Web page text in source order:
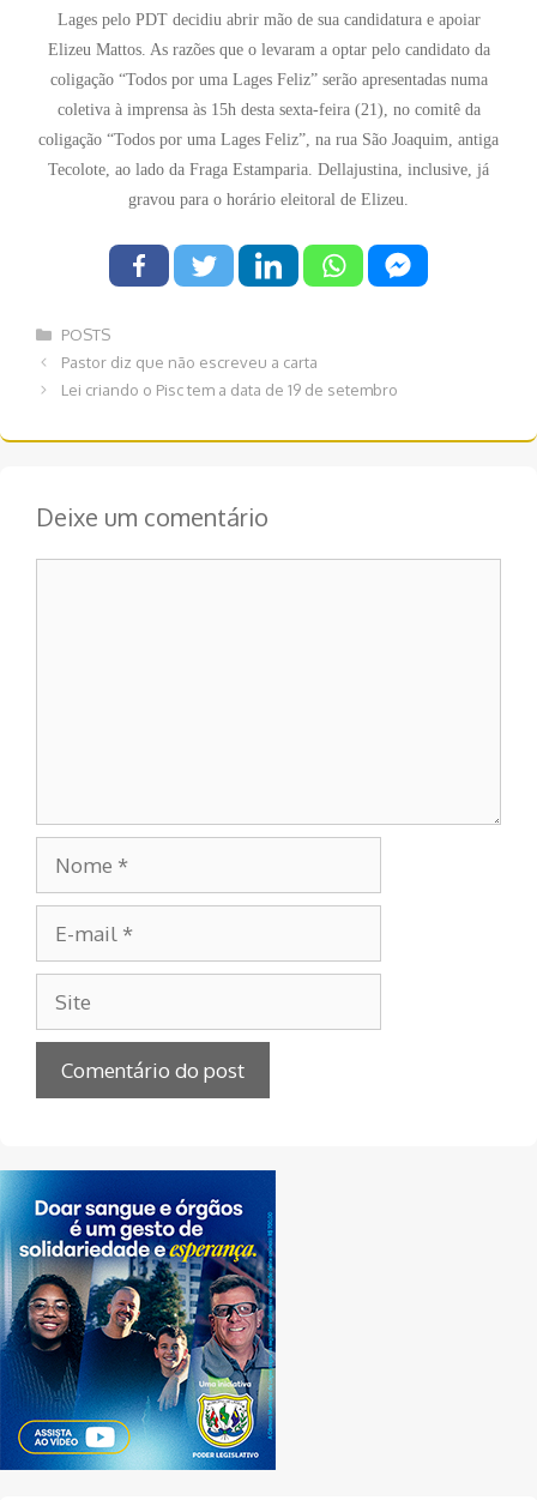
Lages pelo PDT decidiu abrir mão de sua candidatura e apoiar
Elizeu Mattos. As razões que o levaram a optar pelo candidato da
coligação “Todos por uma Lages Feliz” serão apresentadas numa
coletiva à imprensa às 15h desta sexta-feira (21), no comitê da
coligação “Todos por uma Lages Feliz”, na rua São Joaquim, antiga
Tecolote, ao lado da Fraga Estamparia. Dellajustina, inclusive, já
gravou para o horário eleitoral de Elizeu.
Categorias
POSTS
Navegação
de
Pastor diz que não escreveu a carta
Lei criando o Pisc tem a data de 19 de setembro
Deixe um comentário
mail